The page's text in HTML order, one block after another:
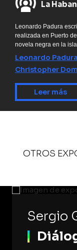
La
Leonardo Padura
realizada en Puerto
novela negra en la
Leonardo Padura
Christopher
Leer más
OTROS
Sergio